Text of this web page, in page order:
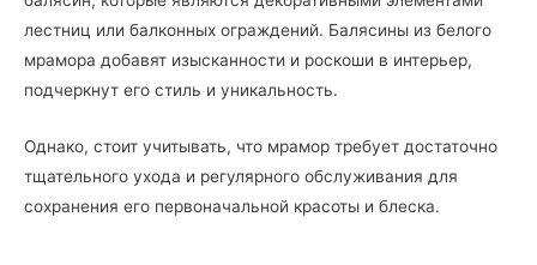
лестниц или балконных ограждений. Балясины из белого
мрамора добавят изысканности и роскоши в интерьер,
подчеркнут его стиль и уникальность.
Однако, стоит учитывать, что мрамор требует достаточно
тщательного ухода и регулярного обслуживания для
сохранения его первоначальной красоты и блеска.